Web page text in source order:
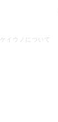
ケイウノについて